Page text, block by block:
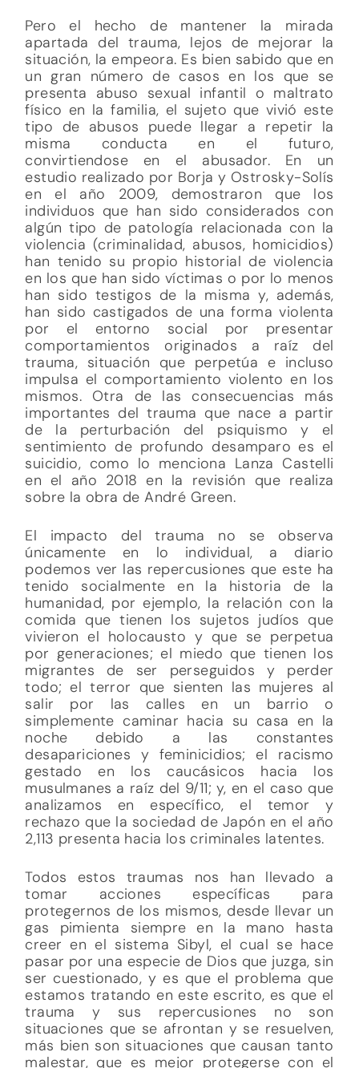
Pero el hecho de mantener la mirada
apartada del trauma, lejos de mejorar la
situación, la empeora. Es bien sabido que en
un gran número de casos en los que se
presenta abuso sexual infantil o maltrato
físico en la familia, el sujeto que vivió este
tipo de abusos puede llegar a repetir la
misma conducta en el futuro,
convirtiendose en el abusador. En un
estudio realizado por Borja y Ostrosky-Solís
en el año 2009, demostraron que los
individuos que han sido considerados con
algún tipo de patología relacionada con la
violencia (criminalidad, abusos, homicidios)
han tenido su propio historial de violencia
en los que han sido víctimas o por lo menos
han sido testigos de la misma y, además,
han sido castigados de una forma violenta
por el entorno social por presentar
comportamientos originados a raíz del
trauma, situación que perpetúa e incluso
impulsa el comportamiento violento en los
mismos. Otra de las consecuencias más
importantes del trauma que nace a partir
de la perturbación del psiquismo y el
sentimiento de profundo desamparo es el
suicidio, como lo menciona Lanza Castelli
en el año 2018 en la revisión que realiza
sobre la obra de André Green.
El impacto del trauma no se observa
únicamente en lo individual, a diario
podemos ver las repercusiones que este ha
tenido socialmente en la historia de la
humanidad, por ejemplo, la relación con la
comida que tienen los sujetos judíos que
vivieron el holocausto y que se perpetua
por generaciones; el miedo que tienen los
migrantes de ser perseguidos y perder
todo; el terror que sienten las mujeres al
salir por las calles en un barrio o
simplemente caminar hacia su casa en la
noche debido a las constantes
desapariciones y feminicidios; el racismo
gestado en los caucásicos hacia los
musulmanes a raíz del 9/11; y, en el caso que
analizamos en específico, el temor y
rechazo que la sociedad de Japón en el año
2,113 presenta hacia los criminales latentes.
Todos estos traumas nos han llevado a
tomar acciones específicas para
protegernos de los mismos, desde llevar un
gas pimienta siempre en la mano hasta
creer en el sistema Sibyl, el cual se hace
pasar por una especie de Dios que juzga, sin
ser cuestionado, y es que el problema que
estamos tratando en este escrito, es que el
trauma y sus repercusiones no son
situaciones que se afrontan y se resuelven,
más bien son situaciones que causan tanto
malestar, que es mejor protegerse con el